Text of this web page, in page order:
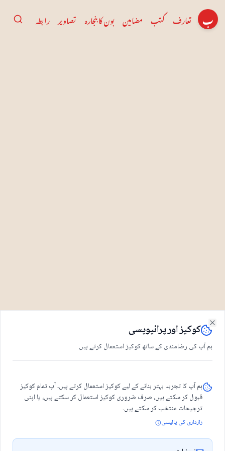
ب رابطہ تصاویر بون کا بنجارہ مضامین کتب تعارف
کوکیز اور پرائیویسی
ہم آپ کی رضامندی کے ساتھ کوکیز استعمال کرتے ہیں
ہم آپ کا تجربہ بہتر بنانے کے لیے کوکیز استعمال کرتے ہیں۔ آپ تمام کوکیز
قبول کر سکتے ہیں، صرف ضروری کوکیز استعمال کر سکتے ہیں، یا اپنی
ترجیحات منتخب کر سکتے ہیں۔
رازداری کی پالیسی
Close